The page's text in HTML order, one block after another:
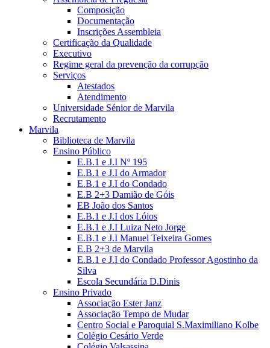
Composição
Documentação
Inscrições Assembleia
Certificação da Qualidade
Executivo
Regime geral da prevenção da corrupção
Serviços
Atestados
Atendimento
Universidade Sénior de Marvila
Recrutamento
Marvila
Biblioteca de Marvila
Ensino Público
E.B.1 e J.I Nº 195
E.B.1 e J.I do Armador
E.B.1 e J.I do Condado
E.B 2+3 Damião de Góis
EB João dos Santos
E.B.1 e J.I dos Lóios
E.B.1 e J.I Luiza Neto Jorge
E.B.1 e J.I Manuel Teixeira Gomes
E.B 2+3 de Marvila
E.B.1 e J.I do Condado Professor Agostinho da
Silva
Escola Secundária D.Dinis
Ensino Privado
Associação Ester Janz
Associação Tempo de Mudar
Centro Social e Paroquial S.Maximiliano Kolbe
Colégio Cesário Verde